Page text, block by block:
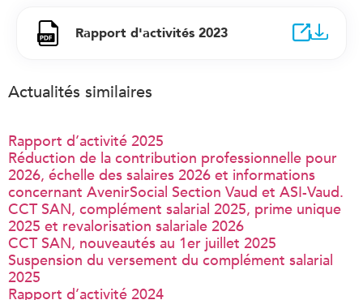
Rapport d'activités 2023
Actualités similaires
Rapport d’activité 2025
Réduction de la contribution professionnelle pour
2026, échelle des salaires 2026 et informations
concernant AvenirSocial Section Vaud et ASI-Vaud.
CCT SAN, complément salarial 2025, prime unique
2025 et revalorisation salariale 2026
CCT SAN, nouveautés au 1er juillet 2025
Suspension du versement du complément salarial
2025
Rapport d’activité 2024